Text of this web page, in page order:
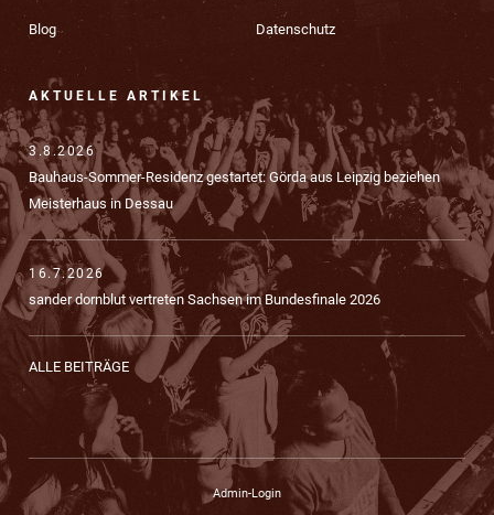
Blog Datenschutz
AKTUELLE ARTIKEL
3.8.2026
Bauhaus-Sommer-Residenz gestartet: Görda aus Leipzig beziehen
Meisterhaus in Dessau
16.7.2026
sander dornblut vertreten Sachsen im Bundesfinale 2026
ALLE BEITRÄGE
Admin-Login